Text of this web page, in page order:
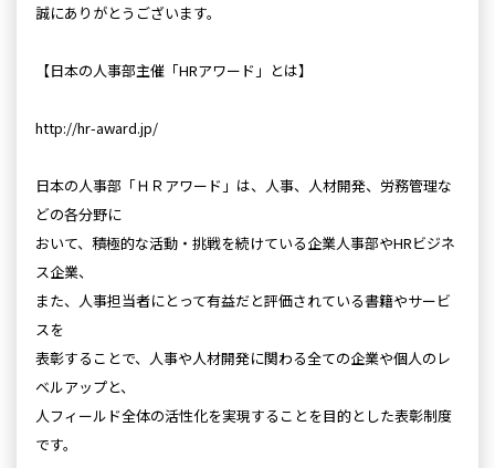
誠にありがとうございます。
【日本の人事部主催「HRアワード」とは】
http://hr-award.jp/
日本の人事部「ＨＲアワード」は、人事、人材開発、労務管理な
どの各分野に
おいて、積極的な活動・挑戦を続けている企業人事部やHRビジネ
ス企業、
また、人事担当者にとって有益だと評価されている書籍やサービ
スを
表彰することで、人事や人材開発に関わる全ての企業や個人のレ
ベルアップと、
人フィールド全体の活性化を実現することを目的とした表彰制度
です。